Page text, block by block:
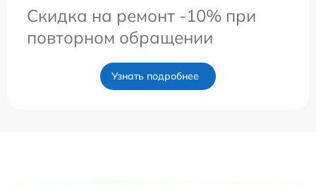
Скидка на ремонт -10% при
повторном обращении
Узнать подробнее